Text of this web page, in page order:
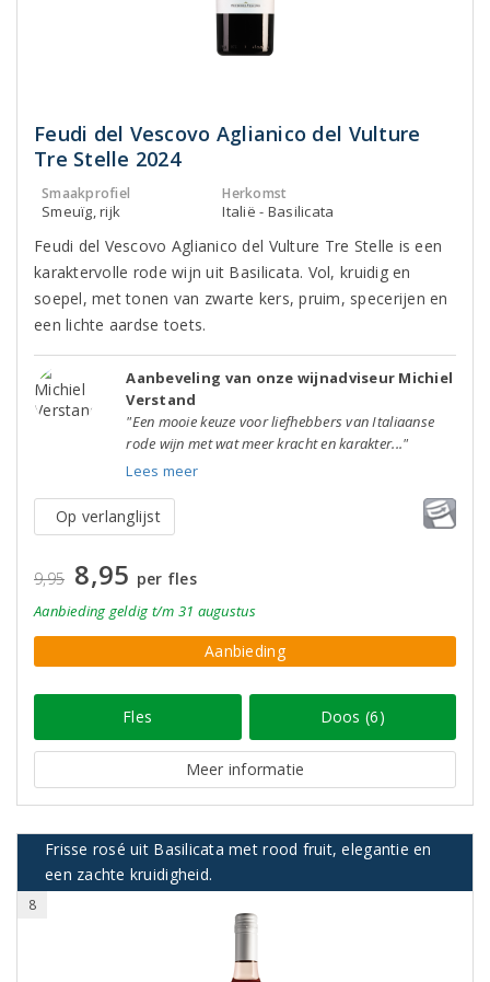
Feudi del Vescovo Aglianico del Vulture
Tre Stelle 2024
Smaakprofiel
Smeuïg, rijk
Herkomst
Italië - Basilicata
Feudi del Vescovo Aglianico del Vulture Tre Stelle is een
karaktervolle rode wijn uit Basilicata. Vol, kruidig en
soepel, met tonen van zwarte kers, pruim, specerijen en
een lichte aardse toets.
Aanbeveling van onze wijnadviseur Michiel
Verstand
"Een mooie keuze voor liefhebbers van Italiaanse
rode wijn met wat meer kracht en karakter..."
Lees meer
Op verlanglijst
9,95 8,95 per fles
Aanbieding geldig t/m 31 augustus
Aanbieding
Fles Doos (6)
Meer informatie
Frisse rosé uit Basilicata met rood fruit, elegantie en
een zachte kruidigheid.
8